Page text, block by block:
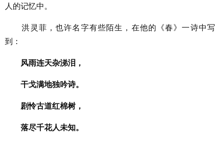
人的记忆中。
洪灵菲，也许名字有些陌生，在他的《春》一诗中写
到：
风雨连天杂涕泪，
干戈满地独吟诗。
剧怜古道红棉树，
落尽千花人未知。